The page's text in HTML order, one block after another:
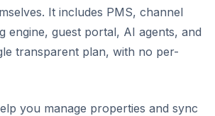
It includes PMS, channel
engine, guest portal, AI agents, and
transparent plan, with no per-
you manage properties and sync